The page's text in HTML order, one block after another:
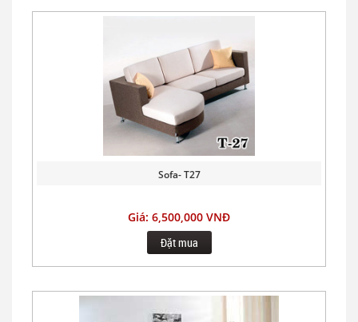
Sofa- T27
Giá: 6,500,000 VNĐ
Đặt mua